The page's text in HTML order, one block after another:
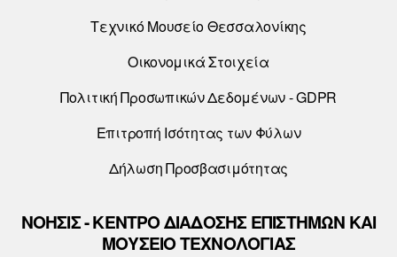
Τεχνικό Μουσείο Θεσσαλονίκης
Οικονομικά Στοιχεία
Πολιτική Προσωπικών Δεδομένων - GDPR
Επιτροπή Ισότητας των Φύλων
Δήλωση Προσβασιμότητας
ΝΟΗΣΙΣ - ΚΕΝΤΡΟ ΔΙΑΔΟΣΗΣ ΕΠΙΣΤΗΜΩΝ ΚΑΙ
ΜΟΥΣΕΙΟ ΤΕΧΝΟΛΟΓΙΑΣ